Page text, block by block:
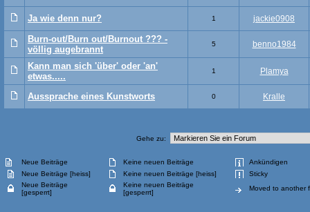
Ja wie denn nur? 1 jackie0908
Burn-out/Burn out/Burnout ??? -
völlig augebrannt
5 benno1984
Kann man sich 'über' oder 'an'
etwas.....
1 Plamya
Aussprache eines Kunstworts 0 Kralle
Gehe zu:
Neue Beiträge Keine neuen Beiträge
Ankündigen
Neue Beiträge [heiss]
Keine neuen Beiträge [heiss]
Sticky
Neue Beiträge
[gesperrt]
Keine neuen Beiträge
[gesperrt]
Moved to another